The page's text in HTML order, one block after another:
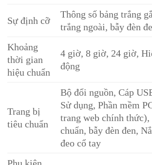
Sự định cỡ
Thông số bảng trắng
trắng ngoài, bẫy đèn
Khoảng
thời gian
hiệu chuẩn
4 giờ, 8 giờ, 24 giờ,
động
Trang bị
tiêu chuẩn
Bộ đổi nguồn, Cáp
Sử dụng, Phần mềm
trang web chính thức),
chuẩn, bẫy đèn đen,
đeo cổ tay